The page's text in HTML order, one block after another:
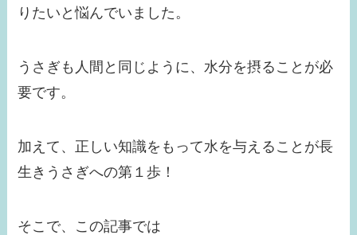
りたいと悩んでいました。
うさぎも人間と同じように、水分を摂ることが必
要です。
加えて、正しい知識をもって水を与えることが長
生きうさぎへの第１歩！
そこで、この記事では